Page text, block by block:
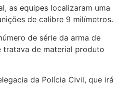
as equipes localizaram uma
de calibre 9 milímetros.
de série da arma de
de material produto
da Polícia Civil, que irá